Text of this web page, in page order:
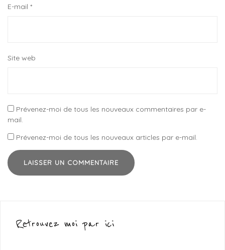
E-mail *
Site web
Prévenez-moi de tous les nouveaux commentaires par e-
mail.
Prévenez-moi de tous les nouveaux articles par e-mail.
Retrouvez moi par ici